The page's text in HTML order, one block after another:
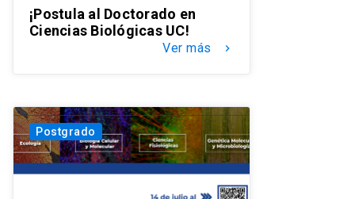
¡Postula al Doctorado en
Ciencias Biológicas UC!
Ver más keyboard_arrow_right
Postgrado